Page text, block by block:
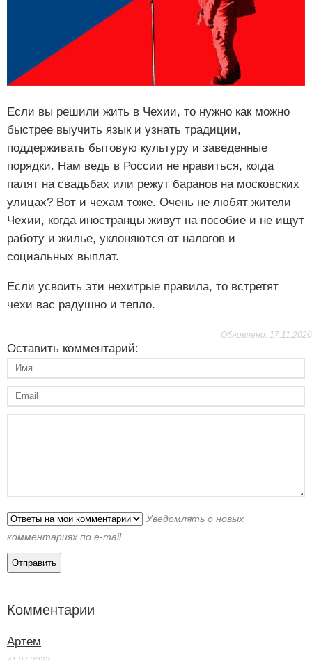
Если вы решили жить в Чехии, то нужно как можно
быстрее выучить язык и узнать традиции,
поддерживать бытовую культуру и заведенные
порядки. Нам ведь в России не нравиться, когда
палят на свадьбах или режут баранов на московских
улицах? Вот и чехам тоже. Очень не любят жители
Чехии, когда иностранцы живут на пособие и не ищут
работу и жилье, уклоняются от налогов и
социальных выплат.
Если усвоить эти нехитрые правила, то встретят
чехи вас радушно и тепло.
Обновлено: 17.11.2020
Оставить комментарий:
Уведомлять о новых
комментариях по e-mail.
Комментарии
Артем